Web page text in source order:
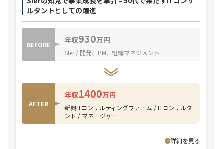
ルタントとしての躍進
BEFORE 年収930万円
SIer / 開発、PM、組織マネジメント
AFTER
年収1400万円
新興ITコンサルティングファーム / ITコンサルタ
ント / マネージャー
詳細を見る